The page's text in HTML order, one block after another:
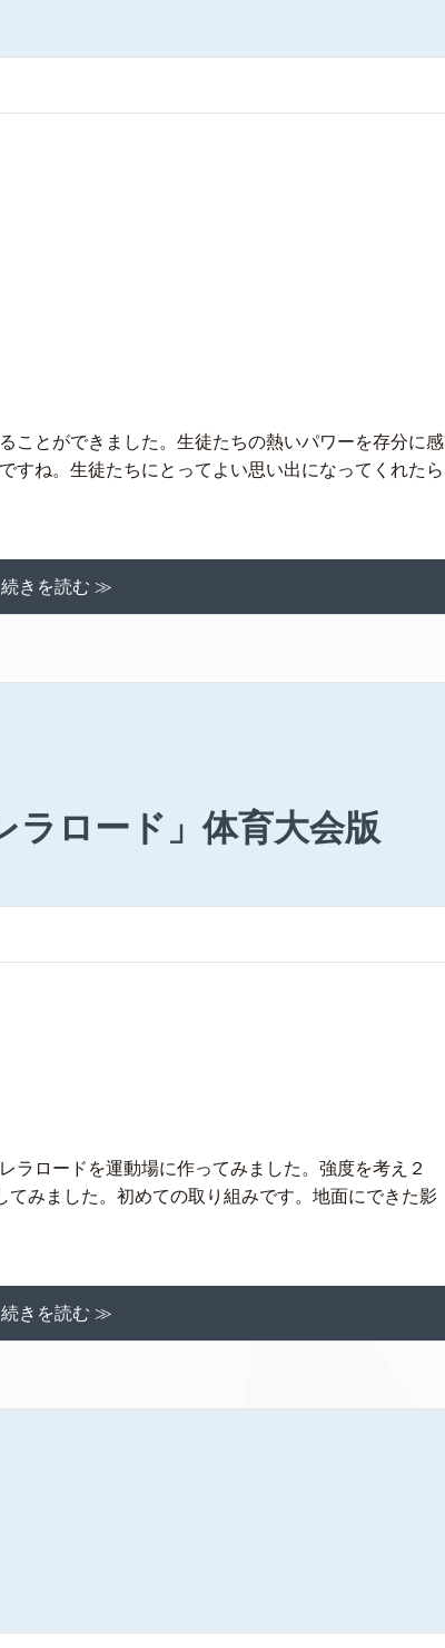
ことができました。生徒たちの熱いパワーを存分に感
すね。生徒たちにとってよい思い出になってくれたら
続きを読む ≫
ラロード」体育大会版
ラロードを運動場に作ってみました。強度を考え２
みました。初めての取り組みです。地面にできた影
続きを読む ≫